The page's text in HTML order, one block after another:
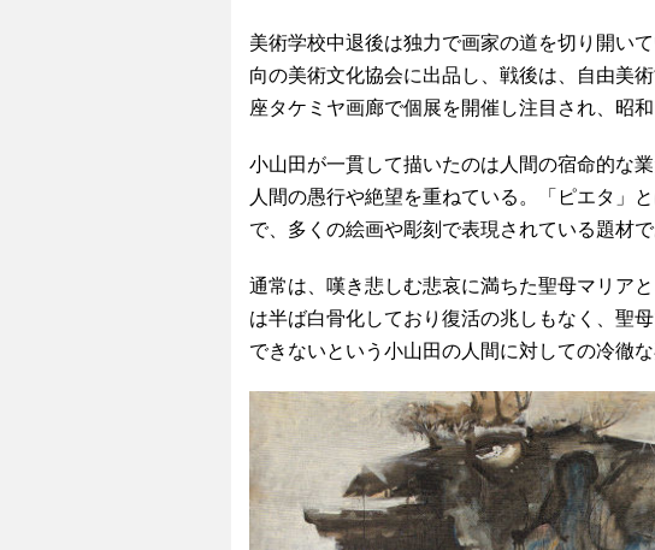
美術学校中退後は独力で画家の道を切り開い
向の美術文化協会に出品し、戦後は、自由美
座タケミヤ画廊で個展を開催し注目され、昭
小山田が一貫して描いたのは人間の宿命的な
人間の愚行や絶望を重ねている。「ピエタ」
で、多くの絵画や彫刻で表現されている題材で
通常は、嘆き悲しむ悲哀に満ちた聖母マリア
は半ば白骨化しており復活の兆しもなく、聖
できないという小山田の人間に対しての冷徹な